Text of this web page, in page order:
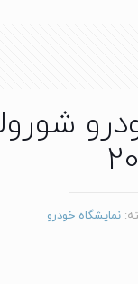
نمایشگاه خودرو